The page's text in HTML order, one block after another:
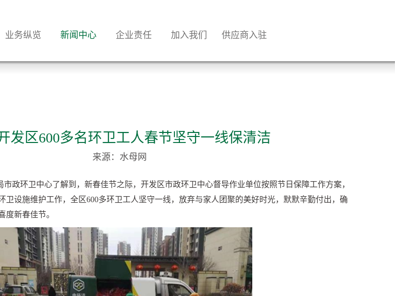
业务纵览 新闻中心 企业责任 加入我们 供应商入驻
发区600多名环卫工人春节坚守一线保清洁
来源：水母网
政环卫中心了解到，新春佳节之际，开发区市政环卫中心督导作业单位按照节日保障工作方案，
卫设施维护工作，全区600多环卫工人坚守一线，放弃与家人团聚的美好时光，默默辛勤付出，确
度新春佳节。